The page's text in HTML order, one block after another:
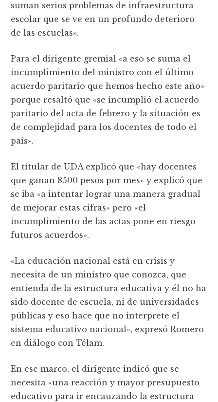
suman serios problemas de infraestructura
escolar que se ve en un profundo deterioro
de las escuelas».
Para el dirigente gremial «a eso se suma el
incumplimiento del ministro con el último
acuerdo paritario que hemos hecho este año»
porque resaltó que «se incumplió el acuerdo
paritario del acta de febrero y la situación es
de complejidad para los docentes de todo el
país».
El titular de UDA explicó que «hay docentes
que ganan 8500 pesos por mes» y explicó que
se iba «a intentar lograr una manera gradual
de mejorar estas cifras» pero «el
incumplimiento de las actas pone en riesgo
futuros acuerdos».
«La educación nacional está en crisis y
necesita de un ministro que conozca, que
entienda de la estructura educativa y él no ha
sido docente de escuela, ni de universidades
públicas y eso hace que no interprete el
sistema educativo nacional», expresó Romero
en diálogo con Télam.
En ese marco, el dirigente indicó que se
necesita «una reacción y mayor presupuesto
educativo para ir encauzando la estructura